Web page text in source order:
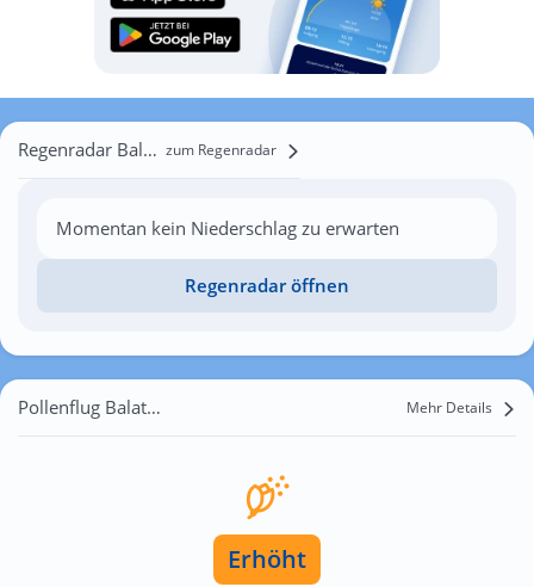
Regenradar Balatonederics zum Regenradar
Momentan kein Niederschlag zu erwarten
Regenradar öffnen
Pollenflug Balatonederics Mehr Details
Erhöht